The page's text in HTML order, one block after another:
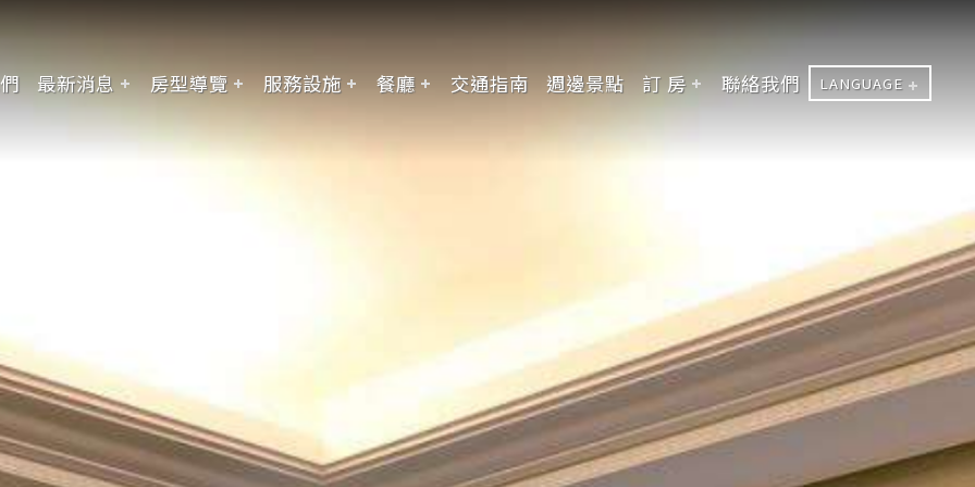
最新消息 房型導覽 服務設施 餐廳 交通指南 週邊景點 訂 房 聯絡我們 LANGUAGE